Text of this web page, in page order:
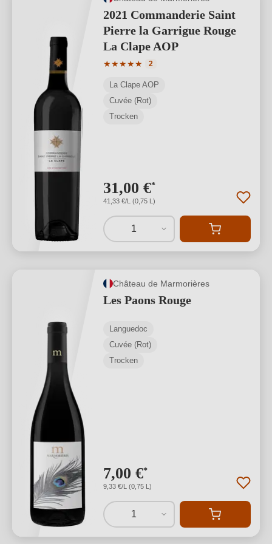
2021 Commanderie Saint
Pierre la Garrigue Rouge
La Clape AOP
★★★★★
Durchschnittliche Bewertung von 5
2
La Clape AOP
Cuvée (Rot)
Trocken
31,00 €*
41,33 €/L (0,75 L)
1
Château de Marmorières
Les Paons Rouge
Languedoc
Cuvée (Rot)
Trocken
7,00 €*
9,33 €/L (0,75 L)
1